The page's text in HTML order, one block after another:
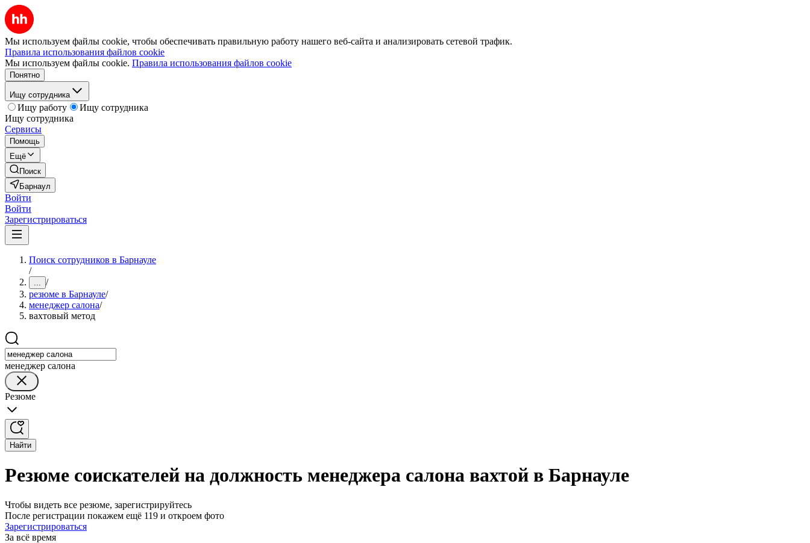
Мы используем файлы cookie, чтобы обеспечивать правильную работу нашего веб-сайта и анализировать сетевой трафик.
Правила использования файлов cookie
Мы используем файлы cookie. Правила использования файлов cookie
Понятно
Ищу сотрудника
Ищу работу
Ищу сотрудника
Ищу сотрудника
Сервисы
Помощь
Ещё
Поиск
Барнаул
Войти
Войти
Зарегистрироваться
Поиск сотрудников в Барнауле
/
... /
резюме в Барнауле/
менеджер салона/
вахтовый метод
менеджер салона
Резюме
Найти
Резюме соискателей на должность менеджера салона вахтой в Барнауле
Чтобы видеть все резюме, зарегистрируйтесь
После регистрации покажем ещё 119 и откроем фото
Зарегистрироваться
За всё время